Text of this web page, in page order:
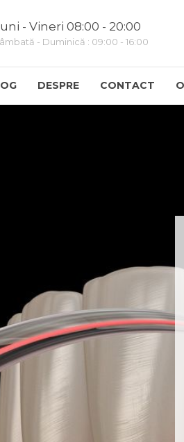
- Vineri 08:00 - 20:00
- Duminică : 09:00 - 16:00
DESPRE CONTACT